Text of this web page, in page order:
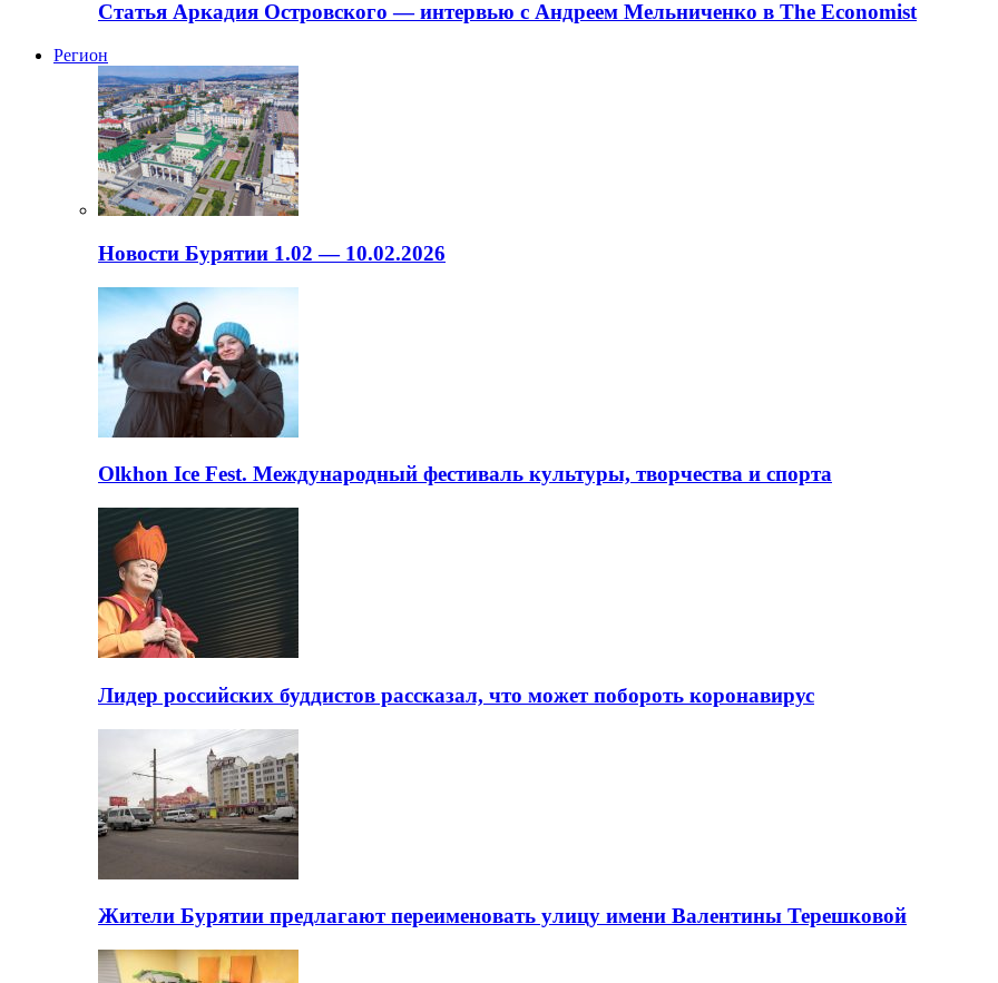
Статья Аркадия Островского — интервью с Андреем Мельниченко в The Economist
Регион
Новости Бурятии 1.02 — 10.02.2026
Olkhon Ice Fest. Международный фестиваль культуры, творчества и спорта
Лидер российских буддистов рассказал, что может побороть коронавирус
Жители Бурятии предлагают переименовать улицу имени Валентины Терешковой